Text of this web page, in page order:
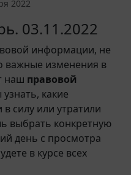
2022
03.11.2022
информации, не
важные изменения в
наш правовой
какие
силу или утратили
выбрать конкретную
день с просмотра
в курсе всех